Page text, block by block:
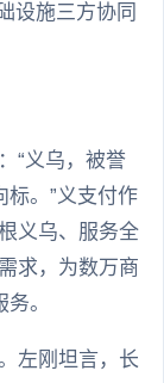
设施三方协同
“义乌，被誉
标。”义支付作
义乌、服务全
求，为数万商
。
左刚坦言，长